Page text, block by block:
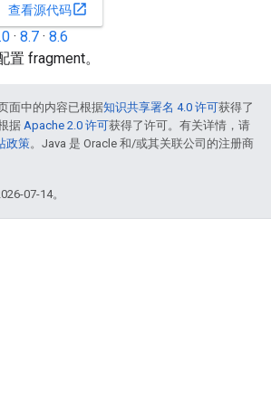
查看源代码open_in_new
· 8.7 · 8.6
fragment。
面中的内容已根据知识共享署名 4.0 许可获得了
据 Apache 2.0 许可获得了许可。有关详情，请
政策。Java 是 Oracle 和/或其关联公司的注册商
07-14。